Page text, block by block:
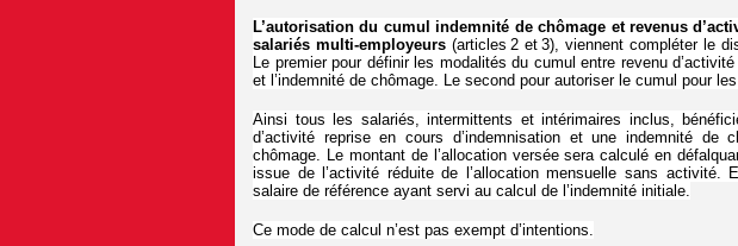
L’autorisation du cumul indemnité de chômage et revenus
salariés multi-employeurs(articles 2 et 3), viennent compléter le
Le premier pour définir les modalités du cumul entre revenu
et l’indemnité de chômage. Le second pour autoriser le cumul pour
Ainsi tous les salariés, intermittents et intérimaires inclus,
d’activité reprise en cours d’indemnisation et une indemnité de
chômage. Le montant de l’allocation versée sera calculé en
issue de l’activité réduite de l’allocation mensuelle sans activité.
salaire de référence ayant servi au calcul de l’indemnité initiale.
Ce mode de calcul n’est pas exempt d’intentions.